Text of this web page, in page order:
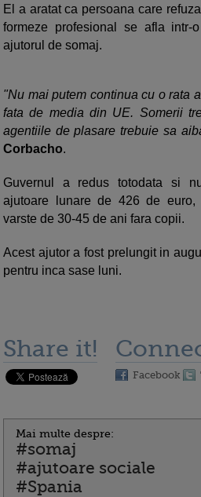
El a aratat ca persoana care
formeze profesional se afla intr-
ajutorul de somaj.
"Nu mai putem continua cu o rata
fata de media din UE. Somerii
agentiile de plasare trebuie sa
Corbacho.
Guvernul a redus totodata si
ajutoare lunare de 426 de euro,
varste de 30-45 de ani fara copii.
Acest ajutor a fost prelungit in
pentru inca sase luni.
Share it!
Facebook
Mai multe despre:
#somaj
#ajutoare sociale
#Spania